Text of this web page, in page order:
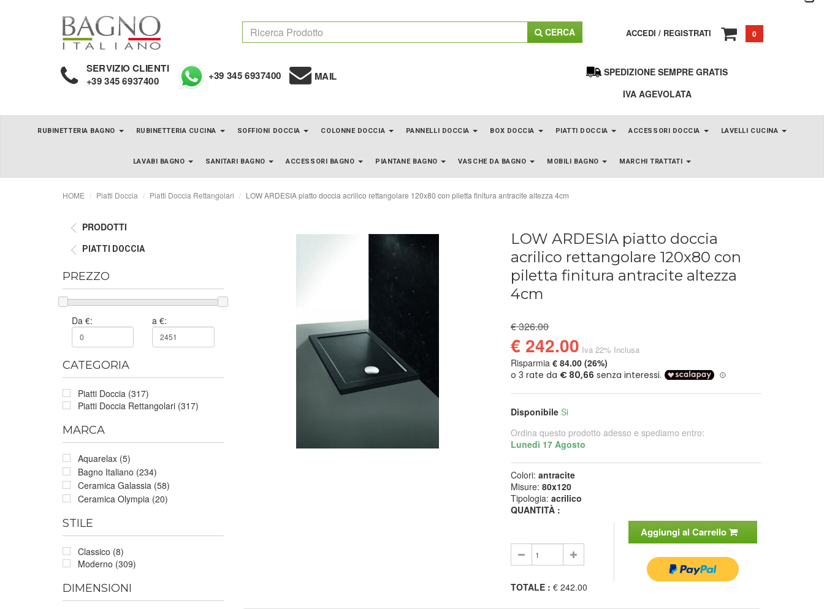
CERCA ACCEDI / REGISTRATI 0
SERVIZIO CLIENTI
+39 345 6937400 +39 345 6937400 MAIL
SPEDIZIONE SEMPRE GRATIS
IVA AGEVOLATA
RUBINETTERIA BAGNO RUBINETTERIA CUCINA SOFFIONI DOCCIA COLONNE DOCCIA PANNELLI DOCCIA BOX DOCCIA PIATTI DOCCIA ACCESSORI DOCCIA LAVELLI CUCINA
LAVABI BAGNO SANITARI BAGNO ACCESSORI BAGNO PIANTANE BAGNO VASCHE DA BAGNO MOBILI BAGNO MARCHI TRATTATI
HOME Piatti Doccia Piatti Doccia Rettangolari LOW ARDESIA piatto doccia acrilico rettangolare 120x80 con piletta finitura antracite altezza 4cm
PRODOTTI
PIATTI DOCCIA
PREZZO
Da €: a €:
CATEGORIA
Piatti Doccia (317)
Piatti Doccia Rettangolari (317)
MARCA
Aquarelax (5)
Bagno Italiano (234)
Ceramica Galassia (58)
Ceramica Olympia (20)
STILE
Classico (8)
Moderno (309)
DIMENSIONI
LOW ARDESIA piatto doccia
acrilico rettangolare 120x80 con
piletta finitura antracite altezza
4cm
€ 326.00
€ 242.00 Iva 22% Inclusa
Risparmia€ 84.00 (26%)
Disponibile Si
Ordina questo prodotto adesso e spediamo entro:
Lunedì 17 Agosto
Colori:antracite
Misure:80x120
Tipologia:acrilico
QUANTITÀ :
Aggiungi al Carrello
TOTALE : € 242.00